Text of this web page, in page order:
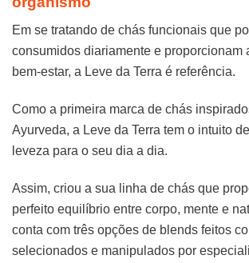
Em se tratando de chás funcionais que
consumidos diariamente e proporcionam
bem-estar, a Leve da Terra é referência.
Como a primeira marca de chás
Ayurveda, a Leve da Terra tem o intuito
leveza para o seu dia a dia.
Assim, criou a sua linha de chás que
perfeito equilíbrio entre corpo, mente e
conta com três opções de blends feitos
selecionados e manipulados por